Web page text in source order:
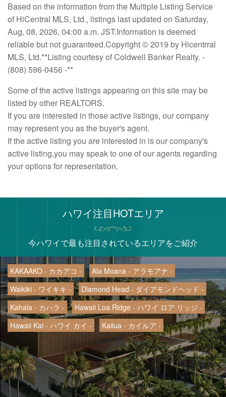
Based on the information from the Multiple Listing Service
of HiCentral MLS, Ltd., listings last updated on Saturday,
Aug, 08, 2026, 04:00 a.m. JST.Information is deemed
reliable but not guaranteed.Copyright © 2019 by Hicentrral
MLS, Ltd.**Listing courtesy of Coldwell Banker Realty. -
(808) 596-0456 -**
Some of the active listings appearing on this site may be
listed by other REALTORS.
If you are interested in those active listings, our company
may represent you as the buyer's agent.
If the active listing you are interested in is our company's
active listing,you may speak to one of our agents regarding
your options for representation.
ハワイ注目HOTエリア
今ハワイで最も注目されているエリアをご紹介
KAKAAKO - カカアコ -
Ala Moana - アラモアナ -
Waikiki - ワイキキ -
Diamond Head - ダイアモンドヘッド -
Kahala - カハラ -
Hawaii Loa Ridge - ハワイ ロア リッジ -
Hawaii Kai - ハワイ カイ -
Kailua - カイルア -